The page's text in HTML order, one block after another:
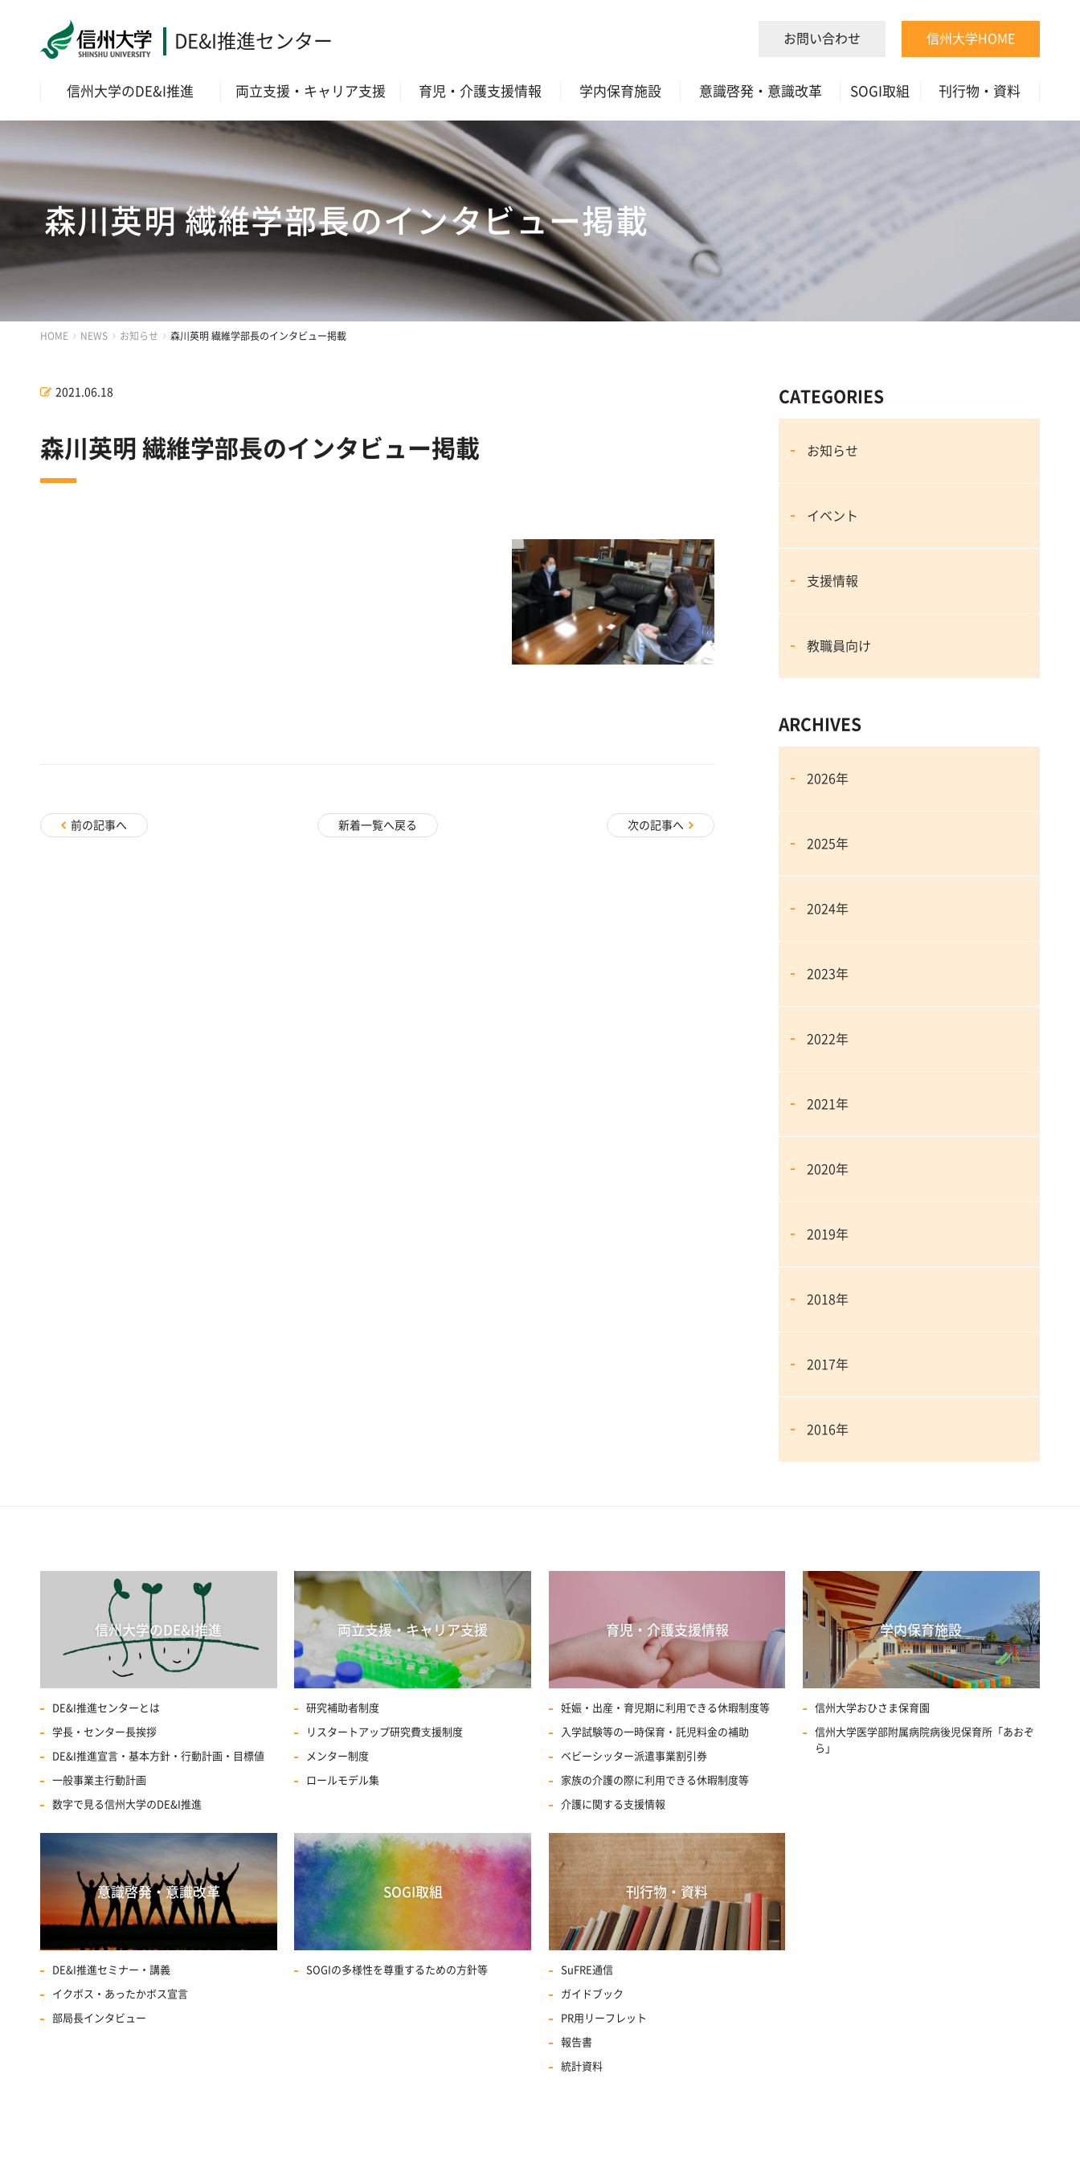
DE&I推進センター お問い合わせ 信州大学HOME
信州大学のDE&I推進 両立支援・キャリア支援 育児・介護支援情報 学内保育施設 意識啓発・意識改革 SOGI取組 刊行物・資料
森川英明 繊維学部長のインタビュー掲載
HOME NEWS お知らせ 森川英明 繊維学部長のインタビュー掲載
2021.06.18
森川英明 繊維学部長のインタビュー掲載
前の記事へ 新着一覧へ戻る 次の記事へ
CATEGORIES
お知らせ
イベント
支援情報
教職員向け
ARCHIVES
2026年
2025年
2024年
2023年
2022年
2021年
2020年
2019年
2018年
2017年
2016年
信州大学のDE&I推進
DE&I推進センターとは
学長・センター長挨拶
DE&I推進宣言・基本方針・行動計画・目標値
一般事業主行動計画
数字で見る信州大学のDE&I推進
両立支援・キャリア支援
研究補助者制度
リスタートアップ研究費⽀援制度
メンター制度
ロールモデル集
育児・介護支援情報
妊娠・出産・育児期に利用できる休暇制度等
入学試験等の一時保育・託児料金の補助
ベビーシッター派遣事業割引券
家族の介護の際に利用できる休暇制度等
介護に関する支援情報
学内保育施設
信州大学おひさま保育園
信州大学医学部附属病院病後児保育所「あおぞ
ら」
意識啓発・意識改革
DE&I推進セミナー・講義
イクボス・あったかボス宣言
部局長インタビュー
SOGI取組
SOGIの多様性を尊重するための方針等
刊行物・資料
SuFRE通信
ガイドブック
PR用リーフレット
報告書
統計資料